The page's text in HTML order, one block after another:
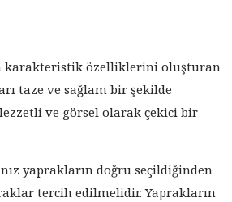
karakteristik özelliklerini oluşturan
taze ve sağlam bir şekilde
ve görsel olarak çekici bir
yaprakların doğru seçildiğinden
tercih edilmelidir. Yaprakların